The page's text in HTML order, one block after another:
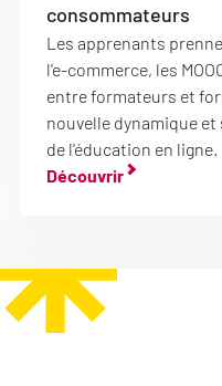
consommateurs
Les apprenants
l'e-commerce, les
entre formateurs et
nouvelle dynamique
de l'éducation en ligne.
Découvrir